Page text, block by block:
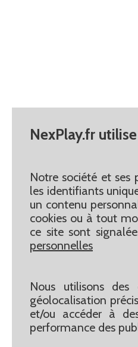
NexPlay.fr
Notre société et ses
les identifiants
un contenu
cookies ou à tout
ce site sont
personnelles
Nous utilisons
géolocalisation
et/ou accéder à
performance des